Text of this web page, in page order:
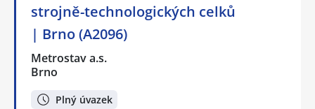
strojně-technologických celků
| Brno (A2096)
Metrostav a.s.
Brno
Plný úvazek